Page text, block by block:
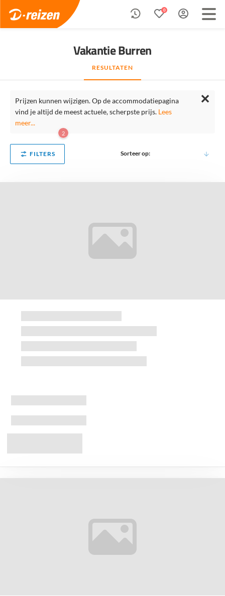
0
Vakantie Burren
RESULTATEN
Prijzen kunnen wijzigen. Op de accommodatiepagina
vind je altijd de meest actuele, scherpste prijs. Lees
meer...
✕
FILTERS
2
Sorteer op: